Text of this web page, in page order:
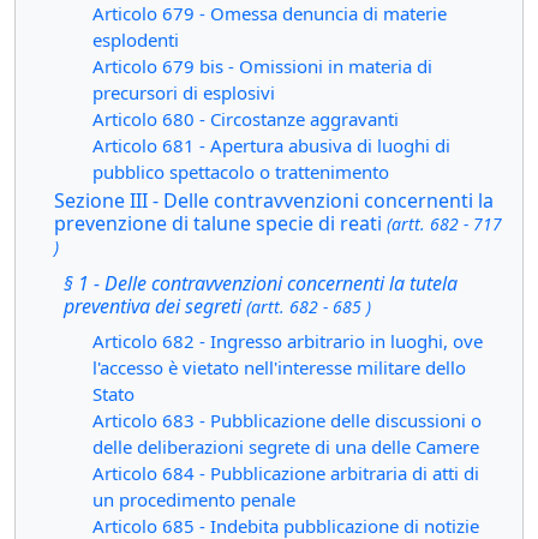
Articolo 679 - Omessa denuncia di materie
esplodenti
Articolo 679 bis - Omissioni in materia di
precursori di esplosivi
Articolo 680 - Circostanze aggravanti
Articolo 681 - Apertura abusiva di luoghi di
pubblico spettacolo o trattenimento
Sezione III - Delle contravvenzioni concernenti la
prevenzione di talune specie di reati (artt. 682 - 717
)
§ 1 - Delle contravvenzioni concernenti la tutela
preventiva dei segreti(artt. 682 - 685 )
Articolo 682 - Ingresso arbitrario in luoghi, ove
l'accesso è vietato nell'interesse militare dello
Stato
Articolo 683 - Pubblicazione delle discussioni o
delle deliberazioni segrete di una delle Camere
Articolo 684 - Pubblicazione arbitraria di atti di
un procedimento penale
Articolo 685 - Indebita pubblicazione di notizie